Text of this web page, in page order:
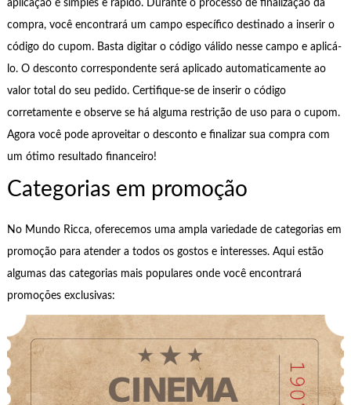
aplicação é simples e rápido. Durante o processo de finalização da
compra, você encontrará um campo específico destinado a inserir o
código do cupom. Basta digitar o código válido nesse campo e aplicá-
lo. O desconto correspondente será aplicado automaticamente ao
valor total do seu pedido. Certifique-se de inserir o código
corretamente e observe se há alguma restrição de uso para o cupom.
Agora você pode aproveitar o desconto e finalizar sua compra com
um ótimo resultado financeiro!
Categorias em promoção
No Mundo Ricca, oferecemos uma ampla variedade de categorias em
promoção para atender a todos os gostos e interesses. Aqui estão
algumas das categorias mais populares onde você encontrará
promoções exclusivas: